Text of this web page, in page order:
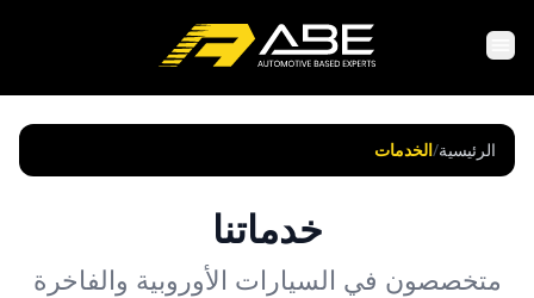
الرئيسية/الخدمات
خدماتنا
متخصصون في السيارات الأوروبية والفاخرة